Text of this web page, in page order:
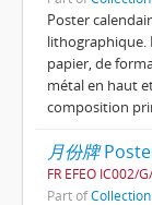
Poster
lithographique.
papier, de
métal en haut
composition
月份牌
FR EFEO IC002/
Part of